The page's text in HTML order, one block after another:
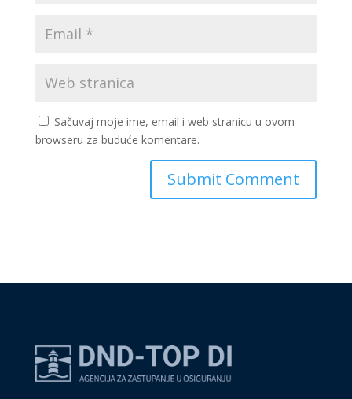
Sačuvaj moje ime, email i web stranicu u ovom
browseru za buduće komentare.